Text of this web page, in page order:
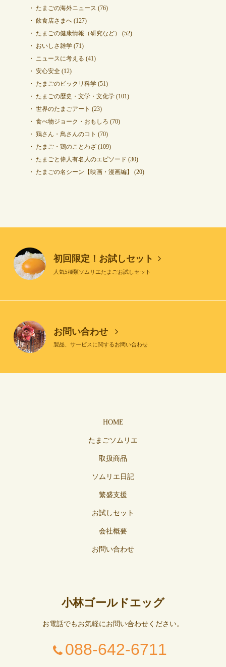
たまごの海外ニュース (76)
飲食店さまへ(127)
たまごの健康情報（研究など）
(52)
おいしさ雑学(71)
ニュースに考える (41)
安心安全(12)
たまごのビックリ科学(51)
たまごの歴史・文学・文化学(101)
世界のたまごアート (23)
食べ物ジョーク・おもしろ (70)
鶏さん・鳥さんのコト (70)
たまご・鶏のことわざ(109)
たまごと偉人有名人のエピソード (30)
たまごの名シーン【映画・漫画編】
(20)
初回限定！お試しセット
人気5種類ソムリエたまごお試しセット
お問い合わせ
製品、サービスに関するお問い合わせ
HOME
たまごソムリエ
取扱商品
ソムリエ日記
繁盛支援
お試しセット
会社概要
お問い合わせ
小林ゴールドエッグ
お電話でもお気軽にお問い合わせください。
088-642-6711